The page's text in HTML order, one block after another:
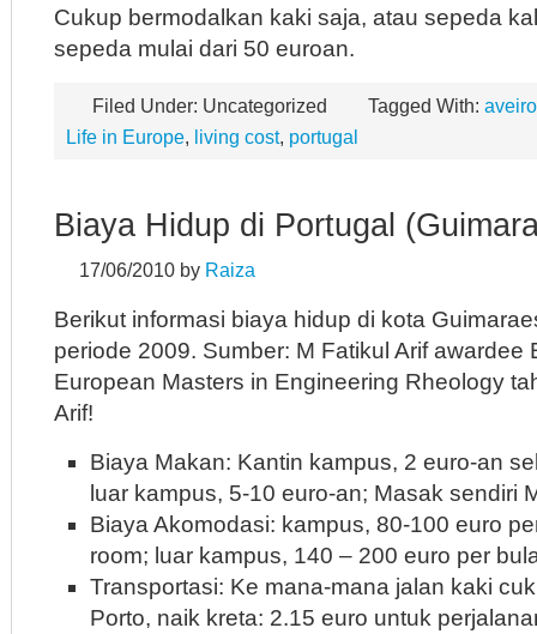
Cukup bermodalkan kaki saja, atau sepeda
sepeda mulai dari 50 euroan.
Filed Under: Uncategorized Tagged With: aveiro
Life in Europe, living cost, portugal
Biaya Hidup di Portugal
17/06/2010 by Raiza
Berikut informasi biaya hidup di kota
periode 2009. Sumber: M Fatikul Arif awardee
European Masters in Engineering Rheology
Arif!
Biaya Makan: Kantin kampus, 2 euro-an
luar kampus, 5-10 euro-an; Masak sendiri
Biaya Akomodasi: kampus, 80-100 euro
room; luar kampus, 140 – 200 euro per
Transportasi: Ke mana-mana jalan kaki
Porto, naik kreta: 2.15 euro untuk